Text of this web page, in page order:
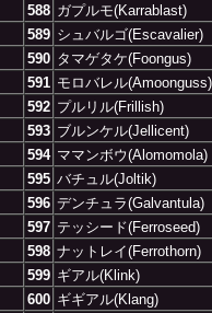
588 ガプルモ(Karrablast)
589 シュバルゴ(Escavalier)
590 タマゲタケ(Foongus)
591 モロバレル(Amoonguss)
592 プルリル(Frillish)
593 ブルンケル(Jellicent)
594 ママンボウ(Alomomola)
595 バチュル(Joltik)
596 デンチュラ(Galvantula)
597 テッシード(Ferroseed)
598 ナットレイ(Ferrothorn)
599 ギアル(Klink)
600 ギギアル(Klang)